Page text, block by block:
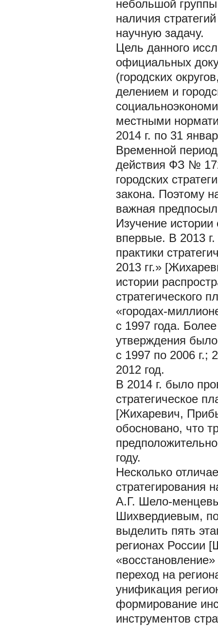
небольшой
наличия
научную задачу.
Цель данного
официальных
(городских
делением и
местными
2014 г. по 31
Временной
действия ФЗ №
городских
закона. Поэтому
важная
Изучение
впервые. В 2013
практики
2013 гг.»
истории
стратегического
«городах-
с 1997 года.
утверждения
с 1997 по 2006 г.;
2012 год.
В 2014 г. было
стратегическое
[Жихаревич,
обосновано, что
году.
Несколько
стратегирования
А.Г. Шело-
Шихвердиевым,
выделить пять
регионах России
переход на
унификация
формирование
инструментов